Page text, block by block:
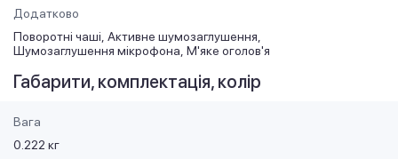
Додатково
Поворотні чаші Активне шумозаглушення
Шумозаглушення мікрофона М'яке оголов'я
Габарити, комплектація, колір
Вага
0.222 кг